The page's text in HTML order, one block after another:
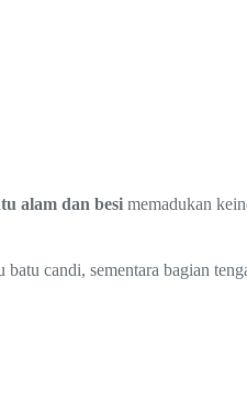
alam dan besi memadukan
candi, sementara bagian